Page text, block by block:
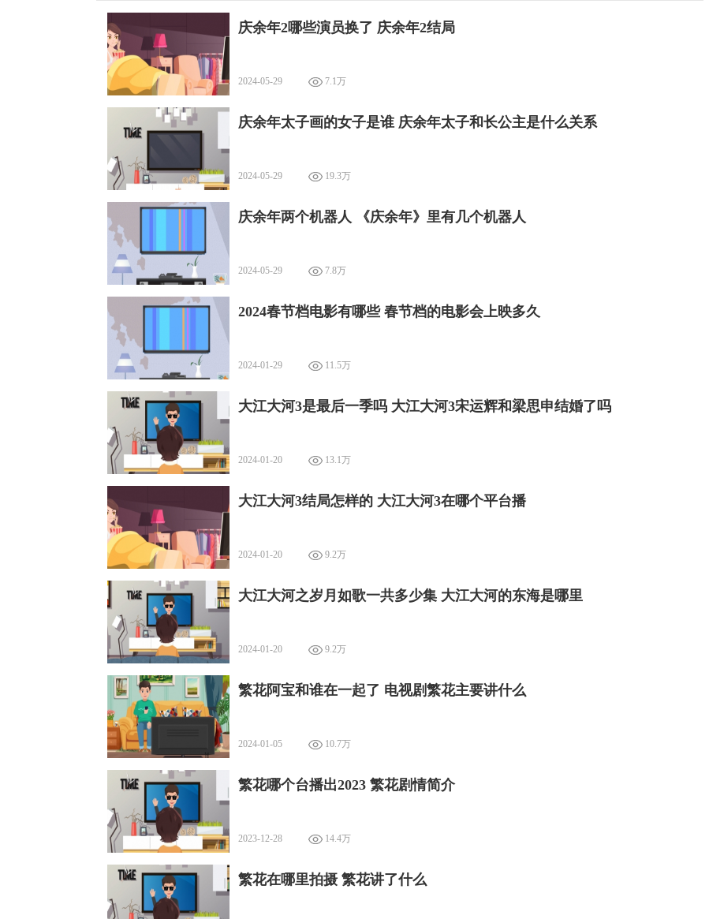
庆余年2哪些演员换了 庆余年2结局
2024-05-29 7.1万
庆余年太子画的女子是谁 庆余年太子和长公主是什么关系
2024-05-29 19.3万
庆余年两个机器人 《庆余年》里有几个机器人
2024-05-29 7.8万
2024春节档电影有哪些 春节档的电影会上映多久
2024-01-29 11.5万
大江大河3是最后一季吗 大江大河3宋运辉和梁思申结婚了吗
2024-01-20 13.1万
大江大河3结局怎样的 大江大河3在哪个平台播
2024-01-20 9.2万
大江大河之岁月如歌一共多少集 大江大河的东海是哪里
2024-01-20 9.2万
繁花阿宝和谁在一起了 电视剧繁花主要讲什么
2024-01-05 10.7万
繁花哪个台播出2023 繁花剧情简介
2023-12-28 14.4万
繁花在哪里拍摄 繁花讲了什么